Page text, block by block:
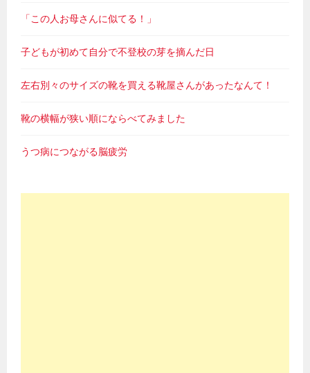
「この人お母さんに似てる！」
子どもが初めて自分で不登校の芽を摘んだ日
左右別々のサイズの靴を買える靴屋さんがあったなんて！
靴の横幅が狭い順にならべてみました
うつ病につながる脳疲労